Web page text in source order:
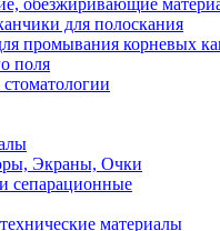
обезжиривающие
для полоскания
промывания корневых
поля
Экраны, Очки
сепарационные
материалы